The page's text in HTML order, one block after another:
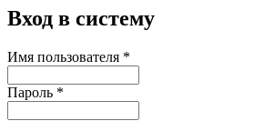
Вход в систему
Имя пользователя *
Пароль *